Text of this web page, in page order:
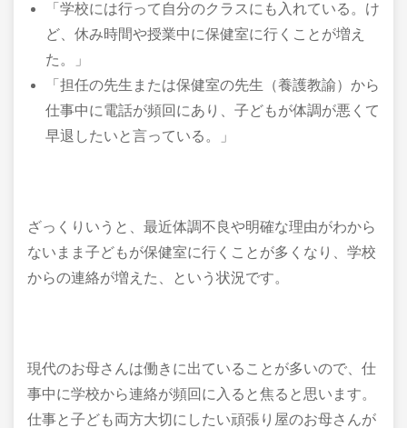
「学校には行って自分のクラスにも入れている。け
ど、休み時間や授業中に保健室に行くことが増え
た。」
「担任の先生または保健室の先生（養護教諭）から
仕事中に電話が頻回にあり、子どもが体調が悪くて
早退したいと言っている。」
ざっくりいうと、最近体調不良や明確な理由がわから
ないまま子どもが保健室に行くことが多くなり、学校
からの連絡が増えた、という状況です。
現代のお母さんは働きに出ていることが多いので、仕
事中に学校から連絡が頻回に入ると焦ると思います。
仕事と子ども両方大切にしたい頑張り屋のお母さんが